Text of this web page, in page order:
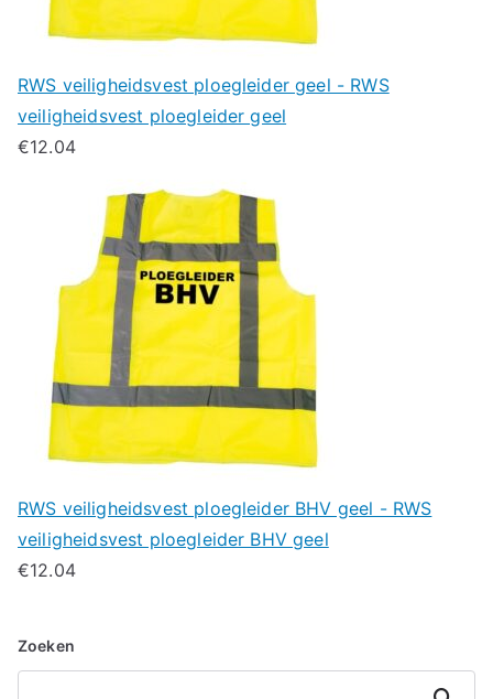
RWS veiligheidsvest ploegleider geel - RWS
veiligheidsvest ploegleider geel
€12.04
RWS veiligheidsvest ploegleider BHV geel - RWS
veiligheidsvest ploegleider BHV geel
€12.04
Zoeken